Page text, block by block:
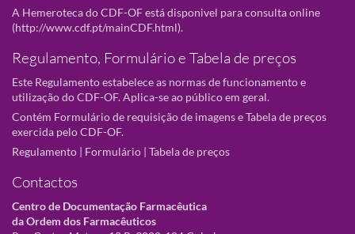
A Hemeroteca do CDF-OF está disponivel para consulta online
(http://www.cdf.pt/mainCDF.html).
Regulamento, Formulário e Tabela de preços
Este Regulamento estabelece as normas de funcionamento e
utilização do CDF-OF. Aplica-se ao público em geral.
Contém Formulário de requisição de imagens e Tabela de preços
exercida pelo CDF-OF.
Regulamento | Formulário | Tabela de preços
Contactos
Centro de Documentação Farmacêutica
da Ordem dos Farmacêuticos